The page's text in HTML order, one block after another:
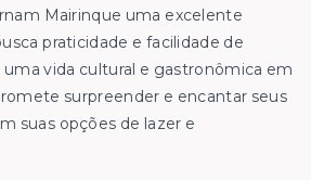
Mairinque uma excelente
praticidade e facilidade de
vida cultural e gastronômica em
surpreender e encantar seus
suas opções de lazer e